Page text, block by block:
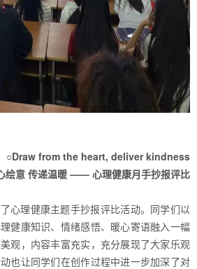
○Draw from the heart, deliver kindness
绘意 传递温暖 —— 心理健康月手抄报评比
心理健康主题手抄报评比活动。同学们以
健康知识、情绪感悟、暖心寄语融入一幅
观，内容丰富充实，充分展现了大家乐观
也让同学们在创作过程中进一步加深了对